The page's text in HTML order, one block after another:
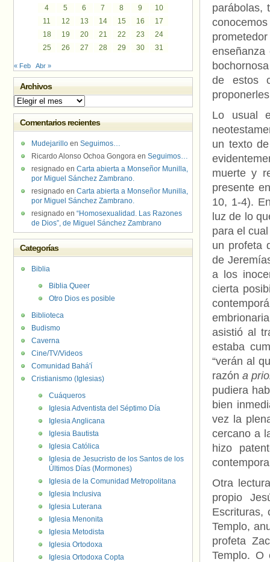
parábolas,
de estos
Lo usual
un texto
muerte y
presente
10, 1-4).
luz de lo
para el
un profeta
de
a los
cierta
asistió al
estaba
“verán al
razón a
pudiera
bien
vez la
cercano a
hizo
Otra
propio
Escrituras,
Templo,
profeta
Templo. O
4
5 6 7 8 9
10
11
12 13 14 15 16
17
18
19 20 21 22 23
24
25
26 27 28 29 30 31
« Feb Abr »
Archivos
Archivos
Comentarios recientes
Mudejarillo en Seguimos…
Ricardo Alonso Ochoa Gongora en Seguimos…
resignado en Carta abierta a Monseñor Munilla,
por Miguel Sánchez Zambrano.
resignado en Carta abierta a Monseñor Munilla,
por Miguel Sánchez Zambrano.
resignado en “Homosexualidad. Las Razones
de Dios”, de Miguel Sánchez Zambrano
Categorías
Biblia
Biblia Queer
Otro Dios es posible
Biblioteca
Budismo
Caverna
Cine/TV/Videos
Comunidad Bahá'í
Cristianismo (Iglesias)
Cuáqueros
Iglesia Adventista del Séptimo Día
Iglesia Anglicana
Iglesia Bautista
Iglesia Católica
Iglesia de Jesucristo de los Santos de los
Últimos Días (Mormones)
Iglesia de la Comunidad Metropolitana
Iglesia Inclusiva
Iglesia Luterana
Iglesia Menonita
Iglesia Metodista
Iglesia Ortodoxa
Iglesia Ortodoxa Copta